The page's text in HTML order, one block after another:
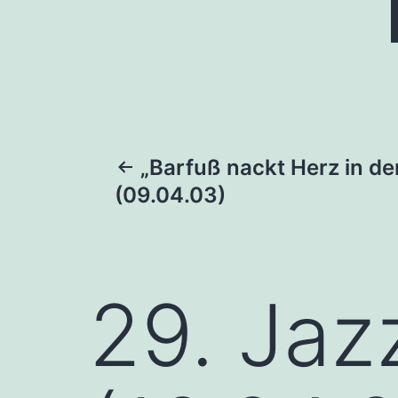
„Barfuß nackt Herz in
(09.04.03)
29.